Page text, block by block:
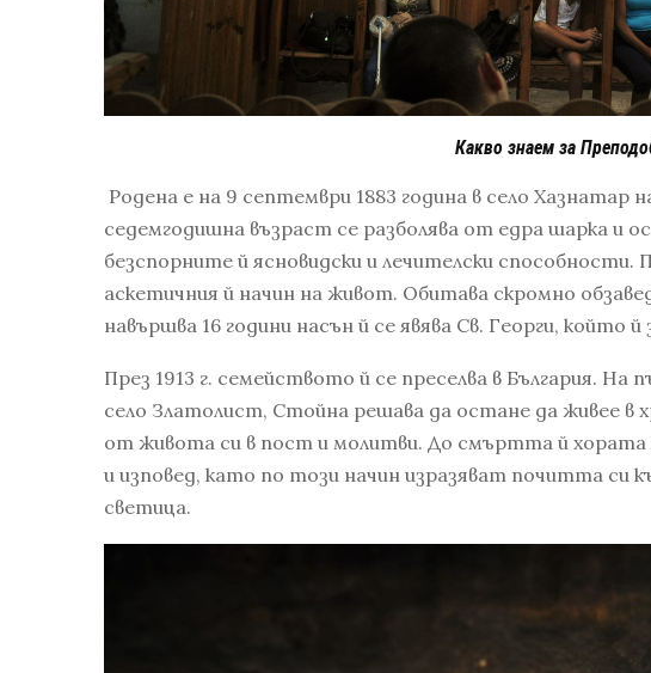
Какво знаем за
Родена е на 9 септември 1883 година в село
седемгодишна възраст се разболява от едра шарка и
безспорните й ясновидски и лечителски способности.
аскетичния й начин на живот. Обитава скромно
навършва 16 години насън й се явява Св. Георги, който
През 1913 г. семейството й се преселва в България.
село Златолист, Стойна решава да остане да живее в
от живота си в пост и молитви. До смъртта й
и изповед, като по този начин изразяват почитта си
светица.